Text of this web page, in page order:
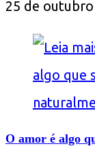
25 de
O amor é algo